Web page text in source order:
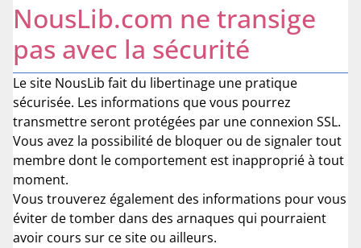
NousLib.com ne transige
pas avec la sécurité
Le site NousLib fait du libertinage une pratique
sécurisée. Les informations que vous pourrez
transmettre seront protégées par une connexion SSL.
Vous avez la possibilité de bloquer ou de signaler tout
membre dont le comportement est inapproprié à tout
moment.
Vous trouverez également des informations pour vous
éviter de tomber dans des arnaques qui pourraient
avoir cours sur ce site ou ailleurs.